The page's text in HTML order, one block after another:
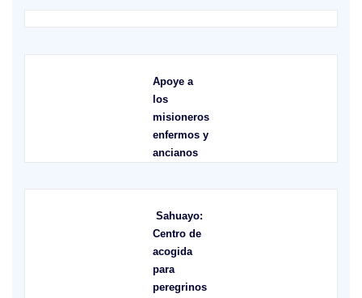
Apoye a
los
misioneros
enfermos y
ancianos
Sahuayo:
Centro de
acogida
para
peregrinos